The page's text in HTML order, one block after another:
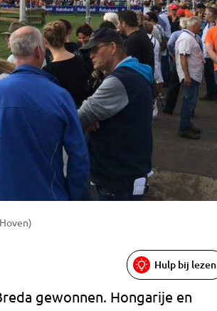
Hulp bij lezen
gewonnen. Hongarije en